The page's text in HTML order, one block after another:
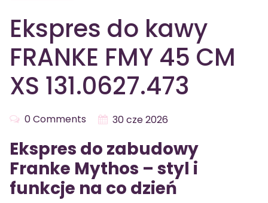
Ekspres do kawy
FRANKE FMY 45 CM
XS 131.0627.473
0 Comments 30 cze 2026
Ekspres do zabudowy
Franke Mythos – styl i
funkcje na co dzień